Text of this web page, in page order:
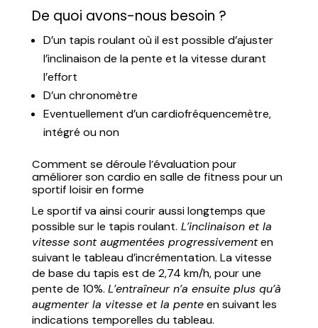
De quoi avons-nous besoin ?
D’un tapis roulant où il est possible d’ajuster
l’inclinaison de la pente et la vitesse durant
l’effort
D’un chronomètre
Eventuellement d’un cardiofréquencemètre,
intégré ou non
Comment se déroule l’évaluation pour
améliorer son cardio en salle de fitness pour un
sportif loisir en forme
Le sportif va ainsi courir aussi longtemps que
possible sur le tapis roulant. L’inclinaison et la
vitesse sont augmentées progressivementen
suivant le tableau d’incrémentation. La vitesse
de base du tapis est de 2,74 km/h, pour une
pente de 10%. L’entraîneur n’a ensuite plus qu’à
augmenter la vitesse et la penteen suivant les
indications temporelles du tableau.